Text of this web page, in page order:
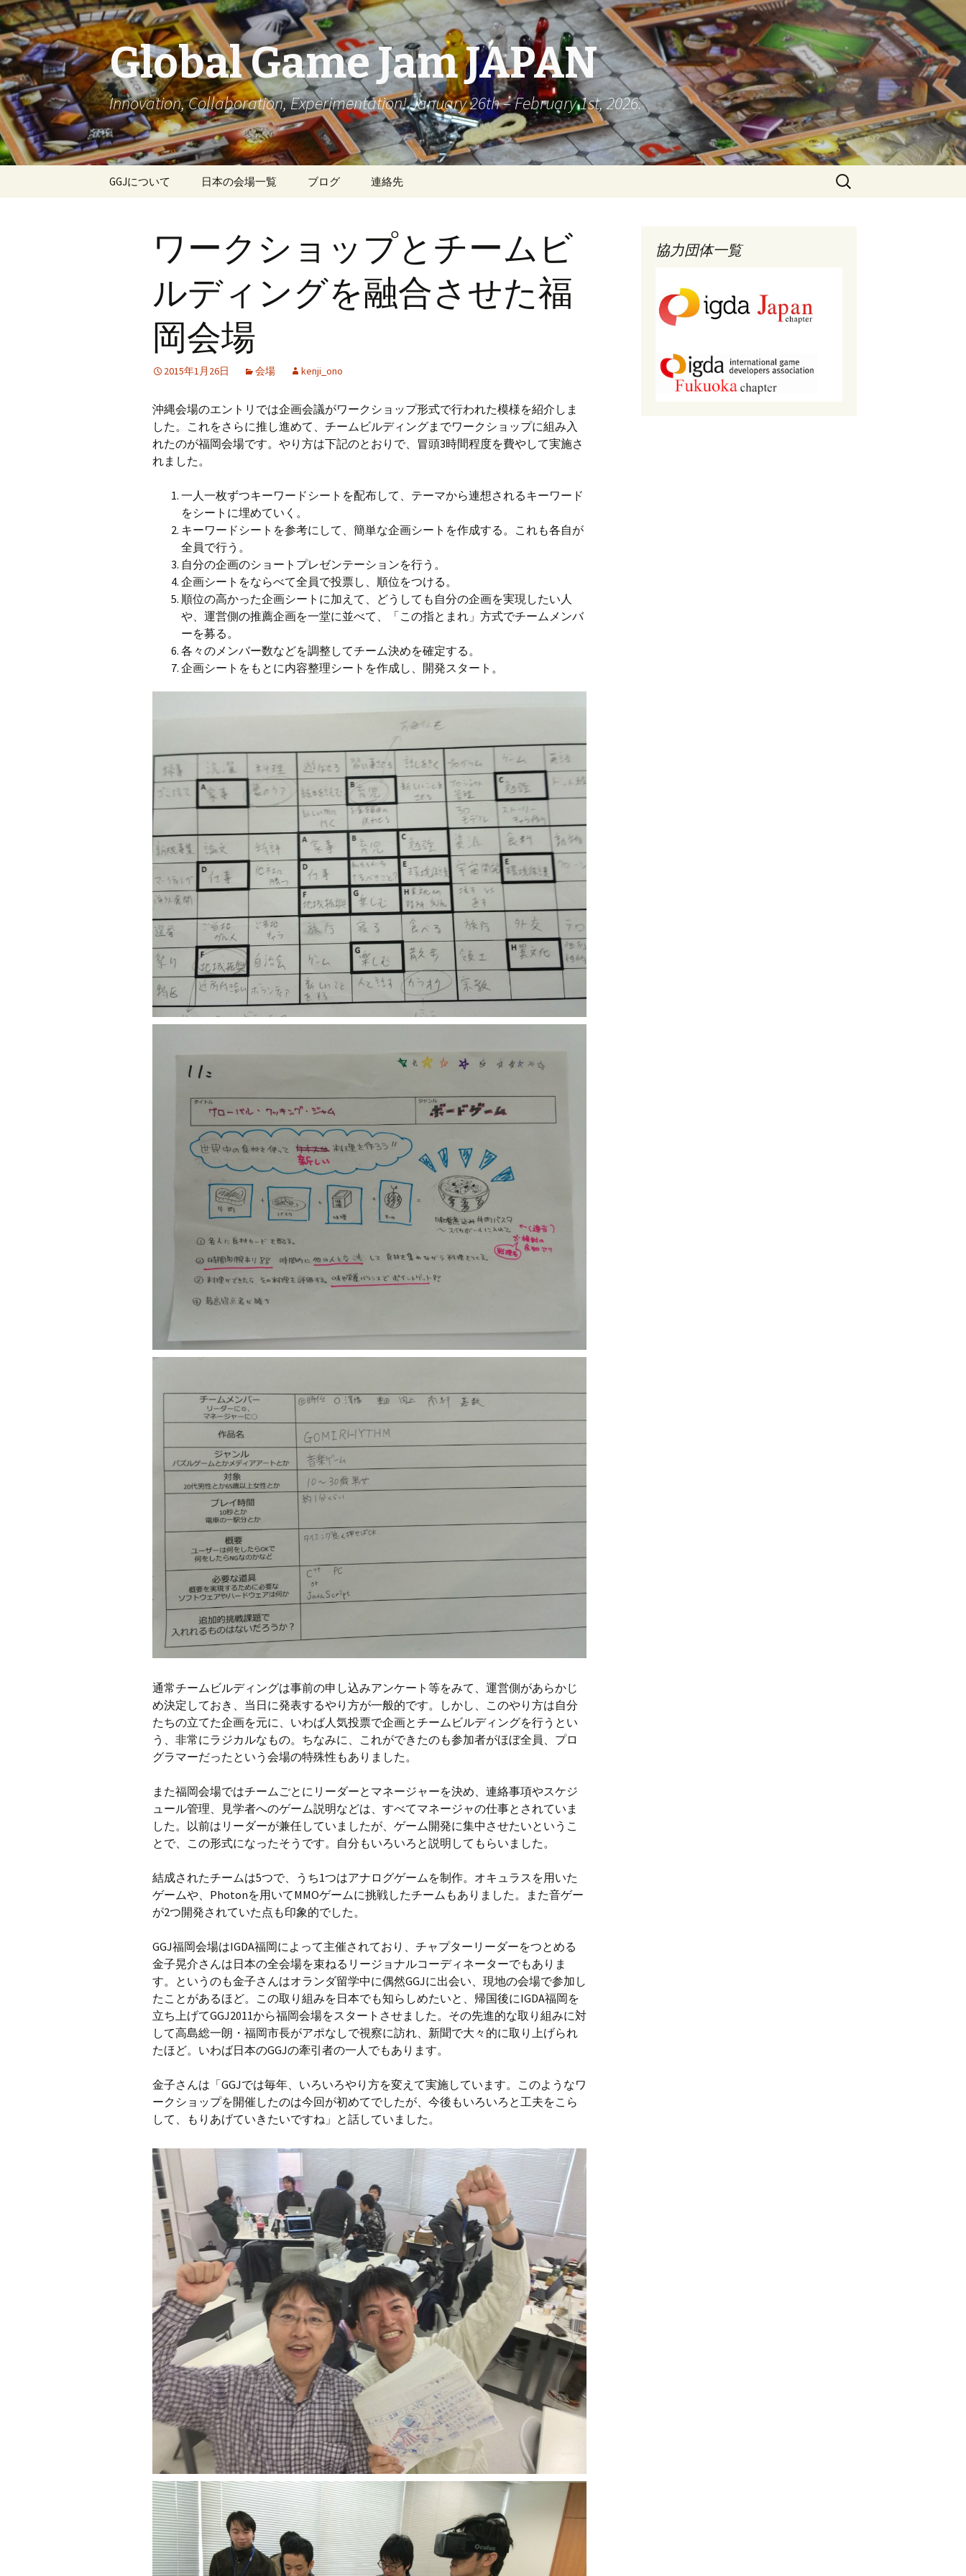
Global Game Jam JAPAN
Innovation, Collaboration, Experimentation! January 26th – February 1st, 2026.
GGJについて 日本の会場一覧 ブログ 連絡先
検
索:
ワークショップとチームビ
ルディングを融合させた福
岡会場
2015年1月26日 会場 kenji_ono
沖縄会場のエントリでは企画会議がワークショップ形式で行われた模様を紹介しま
した。これをさらに推し進めて、チームビルディングまでワークショップに組み入
れたのが福岡会場です。やり方は下記のとおりで、冒頭3時間程度を費やして実施さ
れました。
一人一枚ずつキーワードシートを配布して、テーマから連想されるキーワード
をシートに埋めていく。
キーワードシートを参考にして、簡単な企画シートを作成する。これも各自が
全員で行う。
自分の企画のショートプレゼンテーションを行う。
企画シートをならべて全員で投票し、順位をつける。
順位の高かった企画シートに加えて、どうしても自分の企画を実現したい人
や、運営側の推薦企画を一堂に並べて、「この指とまれ」方式でチームメンバ
ーを募る。
各々のメンバー数などを調整してチーム決めを確定する。
企画シートをもとに内容整理シートを作成し、開発スタート。
通常チームビルディングは事前の申し込みアンケート等をみて、運営側があらかじ
め決定しておき、当日に発表するやり方が一般的です。しかし、このやり方は自分
たちの立てた企画を元に、いわば人気投票で企画とチームビルディングを行うとい
う、非常にラジカルなもの。ちなみに、これができたのも参加者がほぼ全員、プロ
グラマーだったという会場の特殊性もありました。
また福岡会場ではチームごとにリーダーとマネージャーを決め、連絡事項やスケジ
ュール管理、見学者へのゲーム説明などは、すべてマネージャの仕事とされていま
した。以前はリーダーが兼任していましたが、ゲーム開発に集中させたいというこ
とで、この形式になったそうです。自分もいろいろと説明してもらいました。
結成されたチームは5つで、うち1つはアナログゲームを制作。オキュラスを用いた
ゲームや、Photonを用いてMMOゲームに挑戦したチームもありました。また音ゲー
が2つ開発されていた点も印象的でした。
GGJ福岡会場はIGDA福岡によって主催されており、チャプターリーダーをつとめる
金子晃介さんは日本の全会場を束ねるリージョナルコーディネーターでもありま
す。というのも金子さんはオランダ留学中に偶然GGJに出会い、現地の会場で参加し
たことがあるほど。この取り組みを日本でも知らしめたいと、帰国後にIGDA福岡を
立ち上げてGGJ2011から福岡会場をスタートさせました。その先進的な取り組みに対
して高島総一朗・福岡市長がアポなしで視察に訪れ、新聞で大々的に取り上げられ
たほど。いわば日本のGGJの牽引者の一人でもあります。
金子さんは「GGJでは毎年、いろいろやり方を変えて実施しています。このようなワ
ークショップを開催したのは今回が初めてでしたが、今後もいろいろと工夫をこら
して、もりあげていきたいですね」と話していました。
協力団体一覧